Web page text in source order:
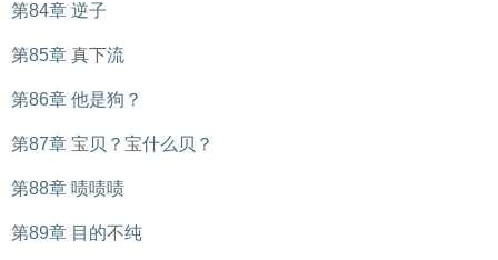
第84章 逆子
第85章 真下流
第86章 他是狗？
第87章 宝贝？宝什么贝？
第88章 啧啧啧
第89章 目的不纯